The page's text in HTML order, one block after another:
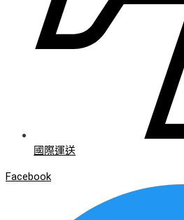
國際運送
Facebook